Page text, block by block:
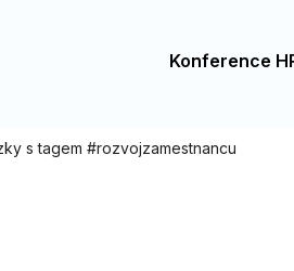
Konference
s tagem #rozvojzamestnancu